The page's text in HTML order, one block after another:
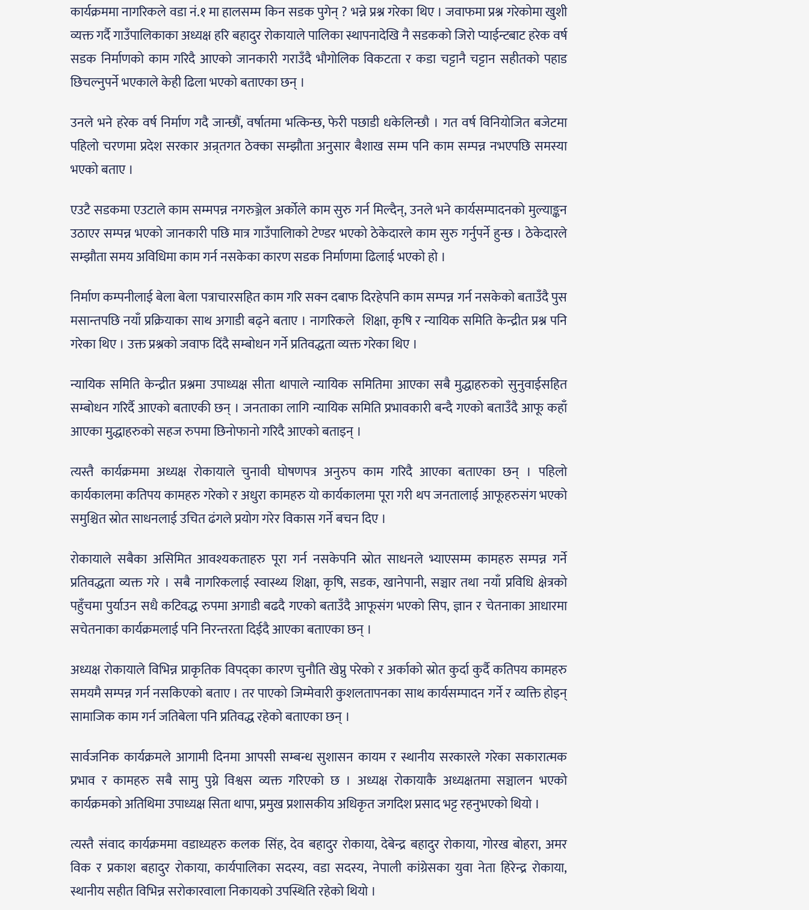
कार्यक्रममा नागरिकले वडा नं.१ मा हालसम्म किन सडक पुगेन् ? भन्ने प्रश्न गरेका थिए । जवाफमा प्रश्न गरेकोमा खुशी
व्यक्त गर्दै गाउँपालिकाका अध्यक्ष हरि बहादुर रोकायाले पालिका स्थापनादेखि नै सडकको जिरो प्याईन्टबाट हरेक वर्ष
सडक निर्माणको काम गरिदै आएको जानकारी गराउँदै भौगोलिक विकटता र कडा चट्टानै चट्टान सहीतको पहाड
छिचल्नुपर्ने भएकाले केही ढिला भएको बताएका छन् ।
उनले भने हरेक वर्ष निर्माण गदै जान्छौं, वर्षातमा भत्किन्छ, फेरी पछाडी धकेलिन्छौ । गत वर्ष विनियोजित बजेटमा
पहिलो चरणमा प्रदेश सरकार अन्र्तगत ठेक्का सम्झौता अनुसार बैशाख सम्म पनि काम सम्पन्न नभएपछि समस्या
भएको बताए ।
एउटै सडकमा एउटाले काम सम्मपन्न नगरुञ्जेल अर्कोले काम सुरु गर्न मिल्दैन्, उनले भने कार्यसम्पादनको मुल्याङ्कन
उठाएर सम्पन्न भएको जानकारी पछि मात्र गाउँपालिाको टेण्डर भएको ठेकेदारले काम सुरु गर्नुपर्ने हुन्छ । ठेकेदारले
सम्झौता समय अविधिमा काम गर्न नसकेका कारण सडक निर्माणमा ढिलाई भएको हो ।
निर्माण कम्पनीलाई बेला बेला पत्राचारसहित काम गरि सक्न दबाफ दिरहेपनि काम सम्पन्न गर्न नसकेको बताउँदै पुस
मसान्तपछि नयाँ प्रक्रियाका साथ अगाडी बढ्ने बताए । नागरिकले शिक्षा, कृषि र न्यायिक समिति केन्द्रीत प्रश्न पनि
गरेका थिए । उक्त प्रश्नको जवाफ दिंदै सम्बोधन गर्ने प्रतिवद्धता व्यक्त गरेका थिए ।
न्यायिक समिति केन्द्रीत प्रश्नमा उपाध्यक्ष सीता थापाले न्यायिक समितिमा आएका सबै मुद्धाहरुको सुनुवाईसहित
सम्बोधन गरिर्दै आएको बताएकी छन् । जनताका लागि न्यायिक समिति प्रभावकारी बन्दै गएको बताउँदै आफू कहाँ
आएका मुद्धाहरुको सहज रुपमा छिनोफानो गरिदै आएको बताइन् ।
त्यस्तै कार्यक्रममा अध्यक्ष रोकायाले चुनावी घोषणपत्र अनुरुप काम गरिदै आएका बताएका छन् । पहिलो
कार्यकालमा कतिपय कामहरु गरेको र अधुरा कामहरु यो कार्यकालमा पूरा गरी थप जनतालाई आफूहरुसंग भएको
समुश्चित स्रोत साधनलाई उचित ढंगले प्रयोग गरेर विकास गर्ने बचन दिए ।
रोकायाले सबैका असिमित आवश्यकताहरु पूरा गर्न नसकेपनि स्रोत साधनले भ्याएसम्म कामहरु सम्पन्न गर्ने
प्रतिवद्धता व्यक्त गरे । सबै नागरिकलाई स्वास्थ्य शिक्षा, कृषि, सडक, खानेपानी, सञ्चार तथा नयाँ प्रविधि क्षेत्रको
पहुँचमा पुर्याउन सधै कटिवद्ध रुपमा अगाडी बढदै गएको बताउँदै आफूसंग भएको सिप, ज्ञान र चेतनाका आधारमा
सचेतनाका कार्यक्रमलाई पनि निरन्तरता दिईदै आएका बताएका छन् ।
अध्यक्ष रोकायाले विभिन्न प्राकृतिक विपद्का कारण चुनौति खेप्नु परेको र अर्काको स्रोत कुर्दा कुर्दै कतिपय कामहरु
समयमै सम्पन्न गर्न नसकिएको बताए । तर पाएको जिम्मेवारी कुशलतापनका साथ कार्यसम्पादन गर्ने र व्यक्ति होइन्
सामाजिक काम गर्न जतिबेला पनि प्रतिवद्ध रहेको बताएका छन् ।
सार्वजनिक कार्यक्रमले आगामी दिनमा आपसी सम्बन्ध सुशासन कायम र स्थानीय सरकारले गरेका सकारात्मक
प्रभाव र कामहरु सबै सामु पुग्ने विश्वस व्यक्त गरिएको छ । अध्यक्ष रोकायाकै अध्यक्षतमा सञ्चालन भएको
कार्यक्रमको अतिथिमा उपाध्यक्ष सिता थापा, प्रमुख प्रशासकीय अधिकृत जगदिश प्रसाद भट्ट रहनुभएको थियो ।
त्यस्तै संवाद कार्यक्रममा वडाध्यहरु कलक सिंह, देव बहादुर रोकाया, देबेन्द्र बहादुर रोकाया, गोरख बोहरा, अमर
विक र प्रकाश बहादुर रोकाया, कार्यपालिका सदस्य, वडा सदस्य, नेपाली कांग्रेसका युवा नेता हिरेन्द्र राेकाया,
स्थानीय सहीत विभिन्न सरोकारवाला निकायको उपस्थिति रहेको थियो ।